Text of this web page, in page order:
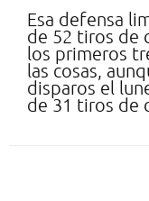
Esa defensa
de 52 tiros de
los primeros
las cosas,
disparos el
de 31 tiros de